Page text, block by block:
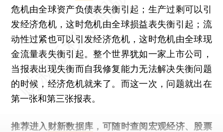
危机由全球资产负债表失衡引起；生产过剩可以引
发经济危机，这时危机由全球损益表失衡引起；流
动性过紧也可以引发经济危机，这时危机由全球现
金流量表失衡引起。整个世界犹如一家上市公司，
当报表出现失衡而自我修复能力无法解决失衡问题
的时候，经济危机就来了。而这一次，问题就出在
第一张和第三张报表。
推荐进入 财新数据库 ，可随时查阅宏观经济、股票